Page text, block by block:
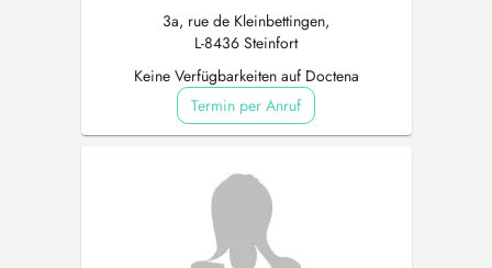
3a, rue de Kleinbettingen,
L-8436 Steinfort
Keine Verfügbarkeiten auf Doctena
Termin per Anruf